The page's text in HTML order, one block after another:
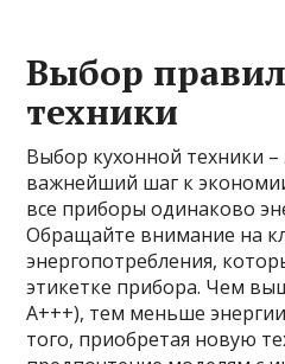
Выбор
техники
Выбор кухонной техники
важнейший шаг к
все приборы одинаково
Обращайте внимание на
энергопотребления,
этикетке прибора. Чем
А+++), тем меньше
того, приобретая новую